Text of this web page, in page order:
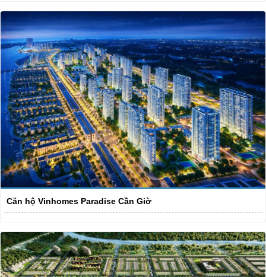
Căn hộ Vinhomes Paradise Cần Giờ